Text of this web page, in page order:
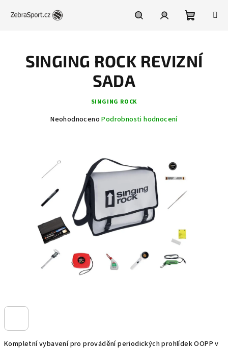
košík
Kompletní vybavení pro provádění periodických prohlídek OOPP v
SINGING ROCK REVIZNÍ
SADA
SINGING ROCK
Průměrné
0,0
z
hvězdiček.
Neohodnoceno Podrobnosti hodnocení